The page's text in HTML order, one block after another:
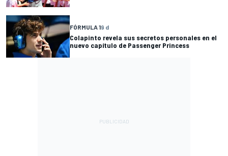
FÓRMULA 19 d
Colapinto revela sus secretos personales en el
nuevo capítulo de Passenger Princess